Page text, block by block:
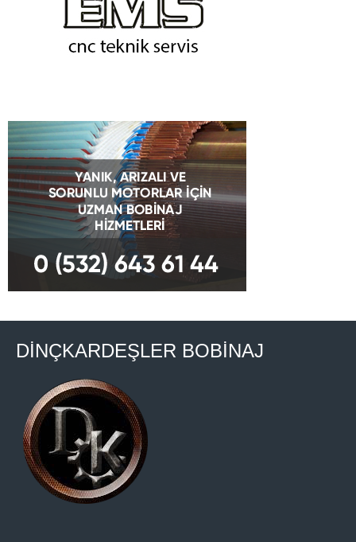
DİNÇKARDEŞLER BOBİNAJ